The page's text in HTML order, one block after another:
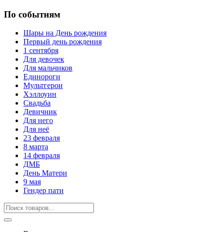
По событиям
Шары на День рождения
Первый день рождения
1 сентября
Для девочек
Для мальчиков
Единороги
Мультгерои
Хэллоуин
Свадьба
Девичник
Для него
Для неё
23 февраля
8 марта
14 февраля
ДМБ
День Матери
9 мая
Гендер пати